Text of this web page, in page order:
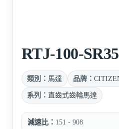
RTJ-100-
類別： 馬達 品牌：
系列： 直齒式齒輪馬達
減速比： 151 - 908